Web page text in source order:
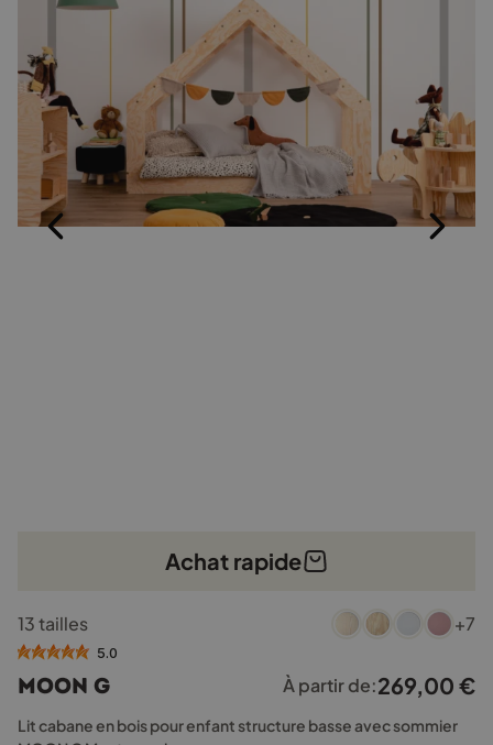
page
produit
Achat rapide
produit
a
variations.
Les
13 tailles +7
5.0
MOON G À partir de:269,00 €
Lit cabane en bois pour enfant structure basse avec sommier